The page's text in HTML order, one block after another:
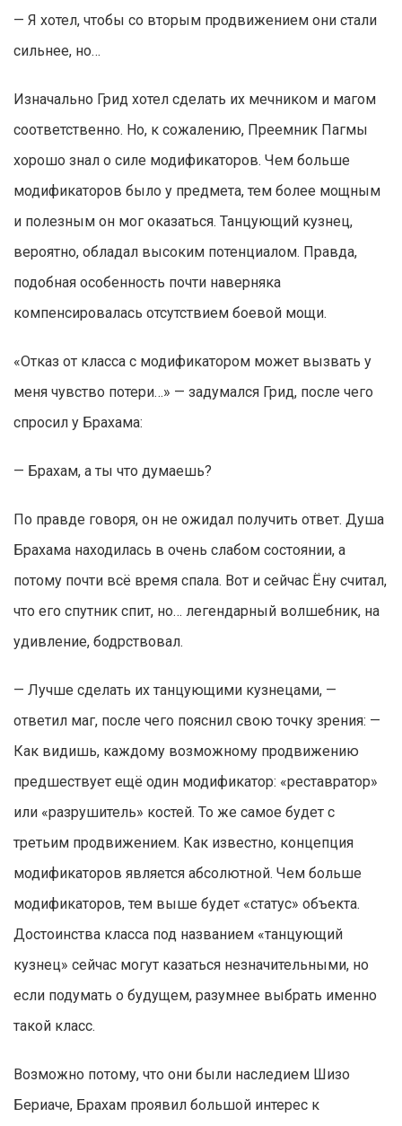
— Я хотел, чтобы со вторым продвижением они стали
сильнее, но…
Изначально Грид хотел сделать их мечником и магом
соответственно. Но, к сожалению, Преемник Пагмы
хорошо знал о силе модификаторов. Чем больше
модификаторов было у предмета, тем более мощным
и полезным он мог оказаться. Танцующий кузнец,
вероятно, обладал высоким потенциалом. Правда,
подобная особенность почти наверняка
компенсировалась отсутствием боевой мощи.
«Отказ от класса с модификатором может вызвать у
меня чувство потери…» — задумался Грид, после чего
спросил у Брахама:
— Брахам, а ты что думаешь?
По правде говоря, он не ожидал получить ответ. Душа
Брахама находилась в очень слабом состоянии, а
потому почти всё время спала. Вот и сейчас Ёну считал,
что его спутник спит, но… легендарный волшебник, на
удивление, бодрствовал.
— Лучше сделать их танцующими кузнецами, —
ответил маг, после чего пояснил свою точку зрения: —
Как видишь, каждому возможному продвижению
предшествует ещё один модификатор: «реставратор»
или «разрушитель» костей. То же самое будет с
третьим продвижением. Как известно, концепция
модификаторов является абсолютной. Чем больше
модификаторов, тем выше будет «статус» объекта.
Достоинства класса под названием «танцующий
кузнец» сейчас могут казаться незначительными, но
если подумать о будущем, разумнее выбрать именно
такой класс.
Возможно потому, что они были наследием Шизо
Бериаче, Брахам проявил большой интерес к